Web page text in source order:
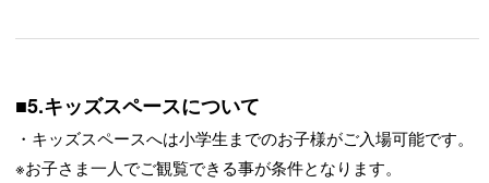
■5.キッズスペースについて
・キッズスペースへは小学生までのお子様がご入場可能です。
※お子さま一人でご観覧できる事が条件となります。